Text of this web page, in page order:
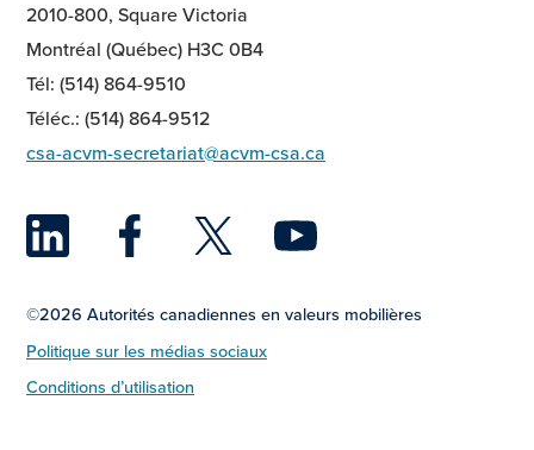
2010-800, Square Victoria
Montréal (Québec) H3C 0B4
Tél: (514) 864-9510
Téléc.: (514) 864-9512
csa-acvm-secretariat@acvm-csa.ca
LinkedIn
Facebook
Twitter
©2026 Autorités canadiennes en valeurs mobilières
Politique sur les médias sociaux
Conditions d’utilisation